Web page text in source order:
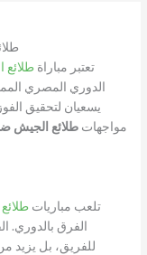
تعتبر مباراة طلائع
الدوري المصري
يسعيان لتحقيق
مواجهات طلائع الجيش
تلعب مباريات
الفرق بالدوري.
للفريق، بل يزيد